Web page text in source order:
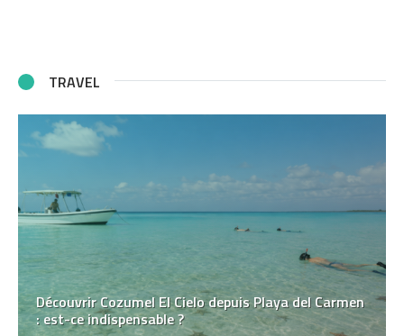
TRAVEL
Découvrir Cozumel El Cielo depuis Playa del Carmen
: est-ce indispensable ?